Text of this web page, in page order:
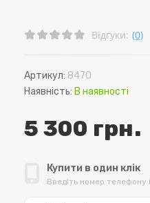
Відгуки: (0)
Артикул: 8470
Наявність: В наявності
5 300 грн.
Купити в один клік
Введіть номер телефону